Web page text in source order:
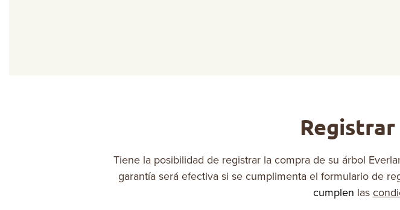
Tiene la posibilidad de registrar la compra de su árbol
garantía será efectiva si se cumplimenta el formulario de
cumplen las